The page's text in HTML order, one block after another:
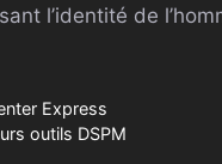
l’identité de
Express
outils DSPM